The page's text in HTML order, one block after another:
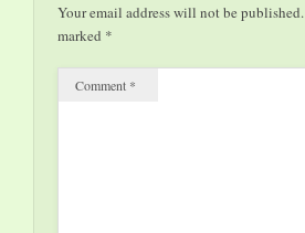
di…
Your email address will not be published.
marked *
Comment *